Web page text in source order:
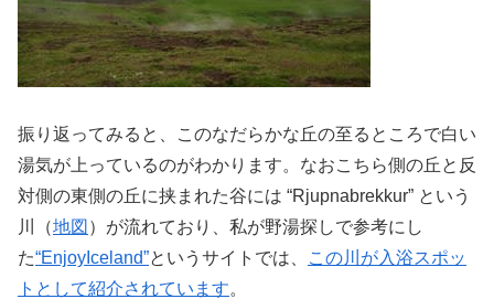
振り返ってみると、このなだらかな丘の至るところで白い
湯気が上っているのがわかります。なおこちら側の丘と反
対側の東側の丘に挟まれた谷には “Rjupnabrekkur” という
川（地図 ）が流れており、私が野湯探しで参考にし
た“EnjoyIceland”というサイトでは、
この川が入浴スポッ
トとして紹介されています。